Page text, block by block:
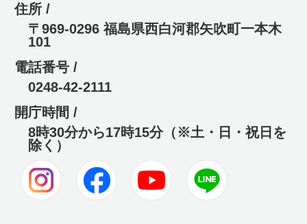
住所 /
〒969-0296 福島県西白河郡矢吹町一本木
101
電話番号 /
0248-42-2111
開庁時間 /
8時30分から17時15分（※土・日・祝日を
除く）
Instagram Facebook Youtube